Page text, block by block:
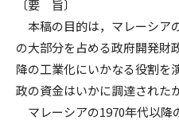
〔要 旨〕
本稿の目的は，マレーシア
の大部分を占める政府開発財
降の工業化にいかなる役割を
政の資金はいかに調達された
マレーシアの1970年代以降